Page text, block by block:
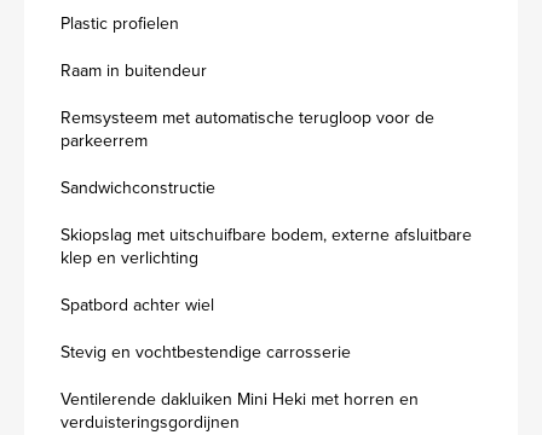
Plastic profielen
Raam in buitendeur
Remsysteem met automatische terugloop voor de
parkeerrem
Sandwichconstructie
Skiopslag met uitschuifbare bodem, externe afsluitbare
klep en verlichting
Spatbord achter wiel
Stevig en vochtbestendige carrosserie
Ventilerende dakluiken Mini Heki met horren en
verduisteringsgordijnen